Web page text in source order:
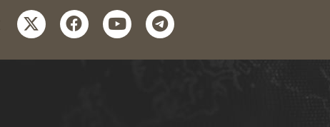
twitterfacebookyoutubetelegram